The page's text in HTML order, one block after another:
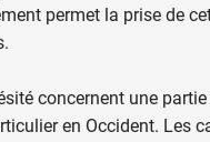
et pissenlit bio.
g
permet la prise de
concernent une
en Occident. Les